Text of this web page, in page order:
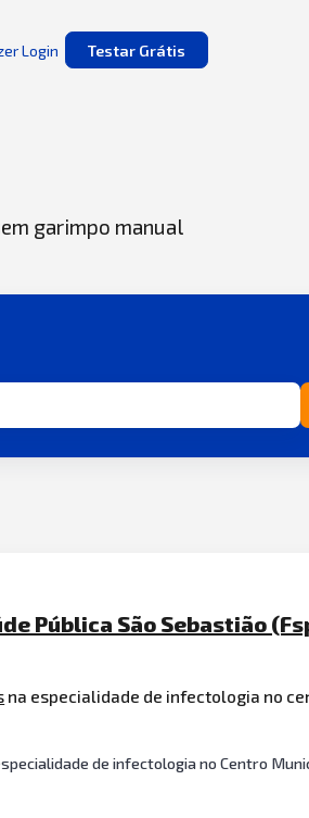
Login Testar Grátis
garimpo manual
Pública São Sebastião
na especialidade de infectologia no
de infectologia no Centro